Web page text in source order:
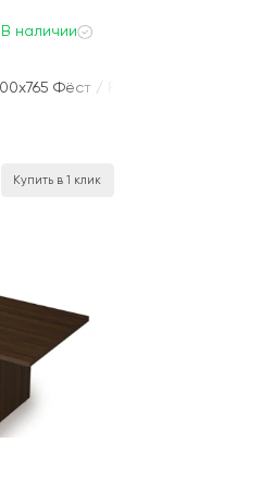
В наличии
Фёст / First
Купить в 1 клик